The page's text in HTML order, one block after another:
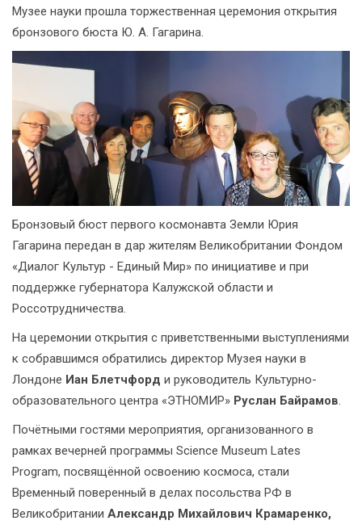
Музее науки прошла торжественная церемония открытия
бронзового бюста Ю. А. Гагарина.
Бронзовый бюст первого космонавта Земли Юрия
Гагарина передан в дар жителям Великобритании Фондом
«Диалог Культур - Единый Мир» по инициативе и при
поддержке губернатора Калужской области и
Россотрудничества.
На церемонии открытия с приветственными выступлениями
к собравшимся обратились директор Музея науки в
Лондоне Иан Блетчфорд и руководитель Культурно-
образовательного центра «ЭТНОМИР» Руслан Байрамов.
Почётными гостями мероприятия, организованного в
рамках вечерней программы Science Museum Lates
Program, посвящённой освоению космоса, стали
Временный поверенный в делах посольства РФ в
Великобритании Александр Михайлович Крамаренко,